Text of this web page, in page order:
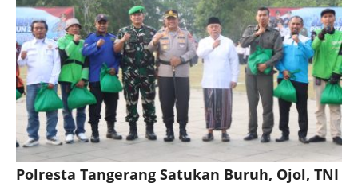
Polresta Tangerang Satukan Buruh, Ojol, TNI